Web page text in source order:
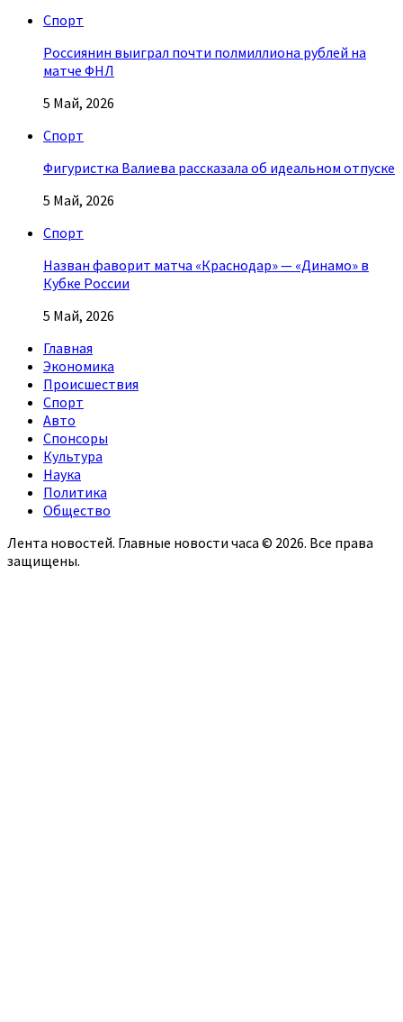
Спорт
Россиянин выиграл почти полмиллиона рублей на
матче ФНЛ
5 Май, 2026
Спорт
Фигуристка Валиева рассказала об идеальном отпуске
5 Май, 2026
Спорт
Назван фаворит матча «Краснодар» — «Динамо» в
Кубке России
5 Май, 2026
Главная
Экономика
Происшествия
Спорт
Авто
Спонсоры
Культура
Наука
Политика
Общество
Лента новостей. Главные новости часа © 2026. Все права
защищены.